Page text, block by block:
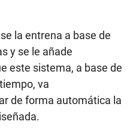
la entrena a base de
y se le añade
este sistema, a base de
va
de forma automática la